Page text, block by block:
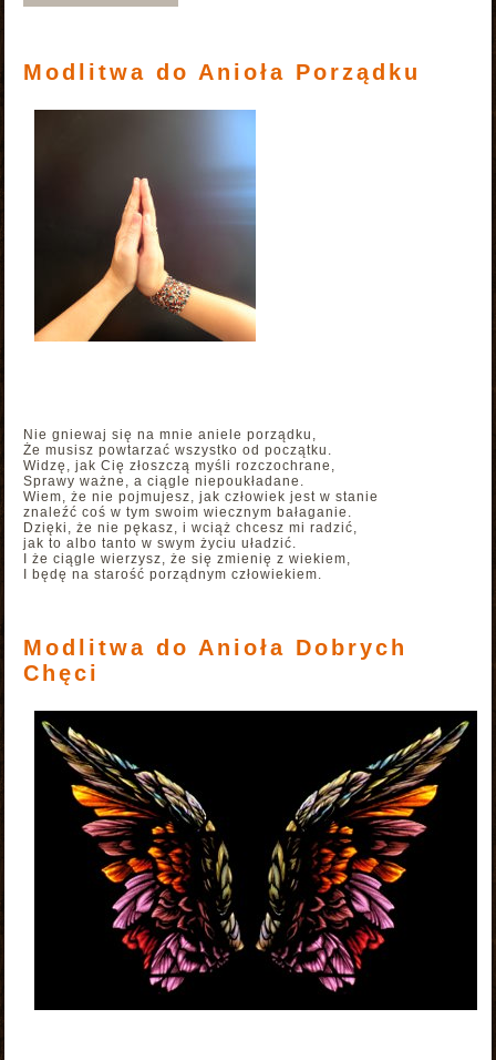
Modlitwa do Anioła Porządku
Nie gniewaj się na mnie aniele porządku,
Że musisz powtarzać wszystko od początku.
Widzę, jak Cię złoszczą myśli rozczochrane,
Sprawy ważne, a ciągle niepoukładane.
Wiem, że nie pojmujesz, jak człowiek jest w stanie
znaleźć coś w tym swoim wiecznym bałaganie.
Dzięki, że nie pękasz, i wciąż chcesz mi radzić,
jak to albo tanto w swym życiu uładzić.
I że ciągle wierzysz, że się zmienię z wiekiem,
I będę na starość porządnym człowiekiem.
Modlitwa do Anioła Dobrych
Chęci